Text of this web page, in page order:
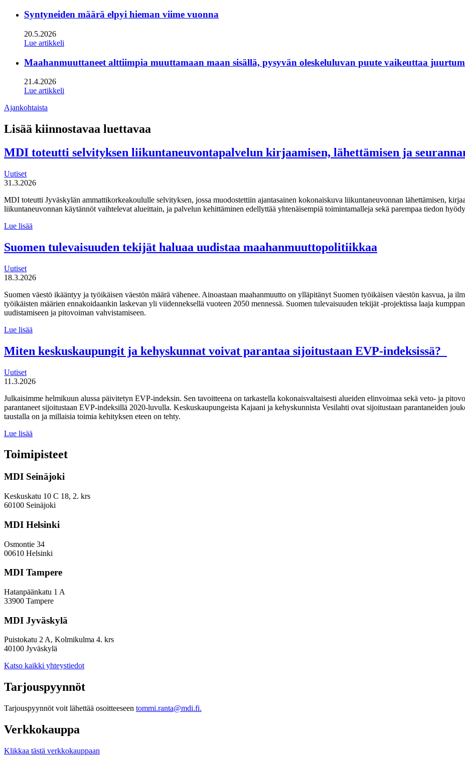
Syntyneiden määrä elpyi hieman viime vuonna
20.5.2026
Lue artikkeli
Maahanmuuttaneet alttiimpia muuttamaan maan sisällä, pysyvän oleskeluluvan puute vaikeuttaa
21.4.2026
Lue artikkeli
Ajankohtaista
Lisää kiinnostavaa luettavaa
MDI toteutti selvityksen liikuntaneuvontapalvelun kirjaamisen, lähettämisen ja
Uutiset
31.3.2026
MDI toteutti Jyväskylän ammattikorkeakoululle selvityksen, jossa muodostettiin ajantasainen kokonaiskuva liikuntaneuvonnan lähettämisen,
liikuntaneuvonnan käytännöt vaihtelevat alueittain, ja palvelun kehittäminen edellyttää yhtenäisempiä toimintamalleja sekä parempaa tiedon
Lue lisää
liikuntaneuvontapalvelun
kirjaamisen,
seurannan
Suomen tulevaisuuden tekijät haluaa uudistaa maahanmuuttopolitiikkaa
Uutiset
18.3.2026
Suomen väestö ikääntyy ja työikäisen väestön määrä vähenee. Ainoastaan maahanmuutto on ylläpitänyt Suomen työikäisen väestön kasvua, ja
työikäisten määrien ennakoidaankin laskevan yli viidenneksellä vuoteen 2050 mennessä. Suomen tulevaisuuden tekijät -projektissa laaja
uudistamiseen ja pitovoiman vahvistamiseen.
Lue lisää
tekijät haluaa
uudistaa
Miten keskuskaupungit ja kehyskunnat voivat parantaa sijoitustaan EVP-indeksissä?
Uutiset
11.3.2026
Julkaisimme helmikuun alussa päivitetyn EVP-indeksin. Sen tavoitteena on tarkastella kokonaisvaltaisesti alueiden elinvoimaa sekä veto- ja
parantaneet sijoitustaan EVP-indeksillä 2020-luvulla. Keskuskaupungeista Kajaani ja kehyskunnista Vesilahti ovat sijoitustaan parantaneiden
taustalla on ja millaisia toimia kehityksen eteen on tehty.
Lue lisää
ja
kehyskunnat
parantaa
EVP-
indeksissä?
Toimipisteet
MDI Seinäjoki
Keskuskatu 10 C 18, 2. krs
60100 Seinäjoki
MDI Helsinki
Osmontie 34
00610 Helsinki
MDI Tampere
Hatanpäänkatu 1 A
33900 Tampere
MDI Jyväskylä
Puistokatu 2 A, Kolmikulma 4. krs
40100 Jyväskylä
Katso kaikki yhteystiedot
Tarjouspyynnöt
Tarjouspyynnöt voit lähettää osoitteeseen tommi.ranta@mdi.fi.
Verkkokauppa
Klikkaa tästä verkkokauppaan